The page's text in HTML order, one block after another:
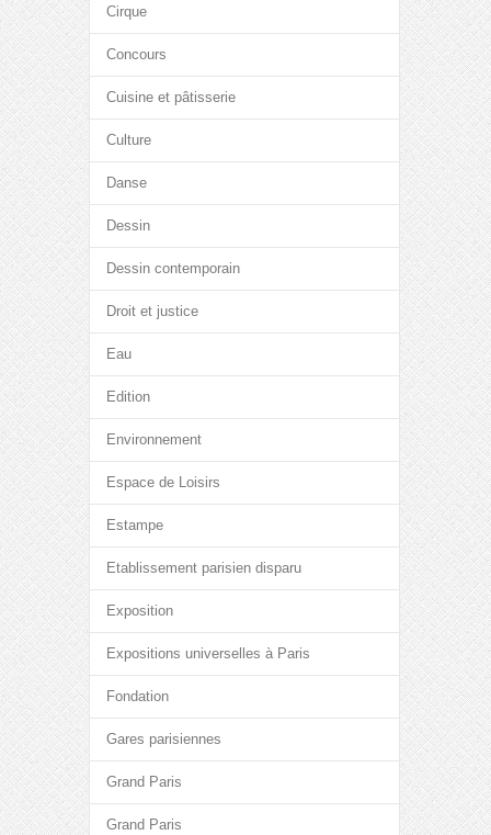
Cirque
Concours
Cuisine et pâtisserie
Culture
Danse
Dessin
Dessin contemporain
Droit et justice
Eau
Edition
Environnement
Espace de Loisirs
Estampe
Etablissement parisien disparu
Exposition
Expositions universelles à Paris
Fondation
Gares parisiennes
Grand Paris
Grand Paris